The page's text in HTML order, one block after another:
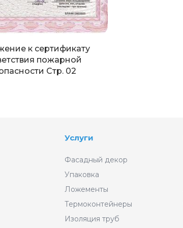
к сертификату
пожарной
Стр. 02
Услуги
Фасадный декор
Упаковка
Ложементы
Термоконтейнеры
Изоляция труб